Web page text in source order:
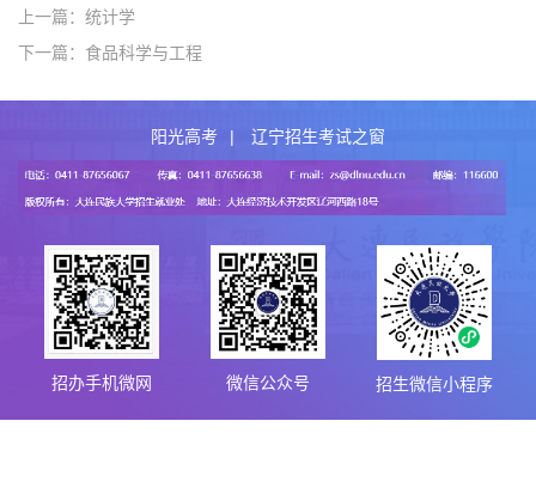
上一篇：统计学
下一篇：食品科学与工程
阳光高考 | 辽宁招生考试之窗
招办手机微网 微信公众号 招生微信小程序